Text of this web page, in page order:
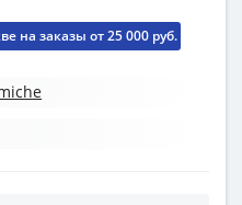
на заказы от 25 000 руб.